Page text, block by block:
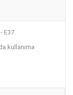
E37
kullanıma